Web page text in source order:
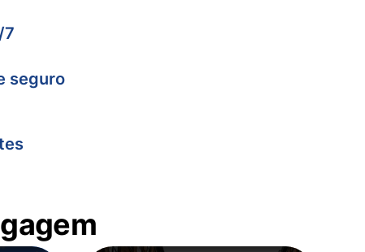
7
seguro